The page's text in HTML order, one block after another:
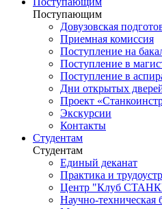
Поступающим
Довузовская
Приемная комиссия
Поступление на
Поступление в
Поступление в
Дни открытых
Проект
Экскурсии
Контакты
Студентам
Студентам
Единый деканат
Практика и
Центр "Клуб
Научно-техническая